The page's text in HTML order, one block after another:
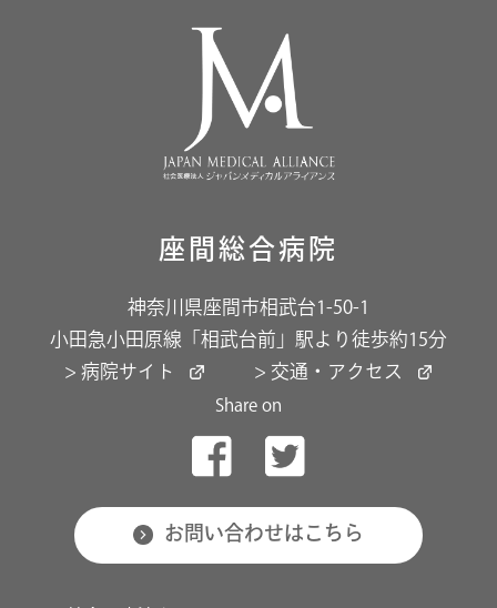
座間総合病院
神奈川県座間市相武台1-50-1
小田急小田原線「相武台前」駅より徒歩約15分
> 病院サイト
> 交通・アクセス
Share on
お問い合わせはこちら